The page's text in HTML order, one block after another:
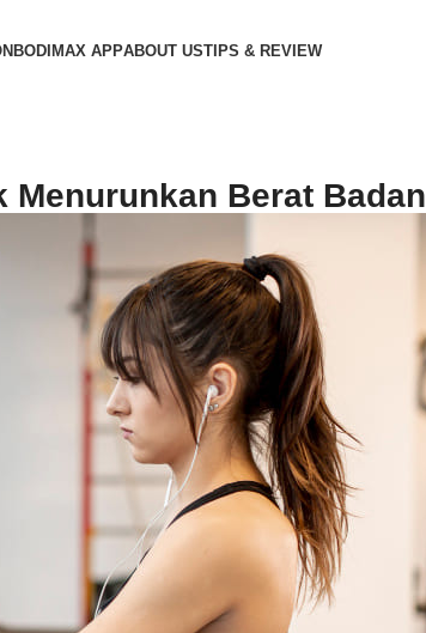
BODIMAX APPABOUT USTIPS & REVIEW
Berat Badan